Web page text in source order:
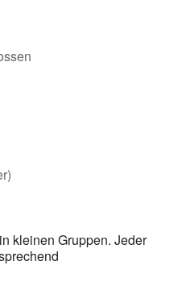
kleinen Gruppen. Jeder